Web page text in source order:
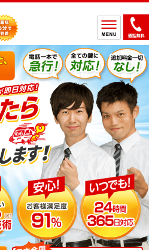
鍵交換
鍵修理
マンション
車
金庫
その他の特殊錠